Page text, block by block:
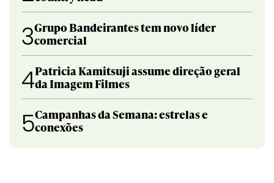
3Grupo Bandeirantes tem novo líder
comercial
4Patricia Kamitsuji assume direção geral
da Imagem Filmes
5Campanhas da Semana: estrelas e
conexões